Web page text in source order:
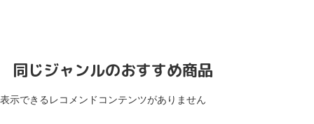
同じジャンルのおすすめ商品
表示できるレコメンドコンテンツがありません